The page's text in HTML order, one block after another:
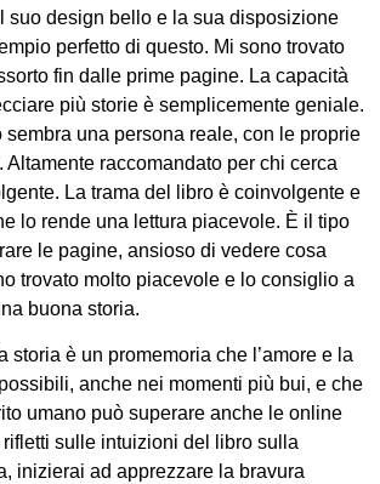
suo design bello e la sua disposizione
perfetto di questo. Mi sono trovato
fin dalle prime pagine. La capacità
più storie è semplicemente geniale.
una persona reale, con le proprie
Altamente raccomandato per chi cerca
La trama del libro è coinvolgente e
lo rende una lettura piacevole. È il tipo
le pagine, ansioso di vedere cosa
trovato molto piacevole e lo consiglio a
buona storia.
storia è un promemoria che l’amore e la
anche nei momenti più bui, e che
umano può superare anche le online
sulle intuizioni del libro sulla
inizierai ad apprezzare la bravura